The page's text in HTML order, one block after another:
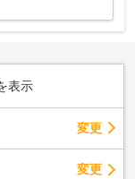
表示
変更
変更